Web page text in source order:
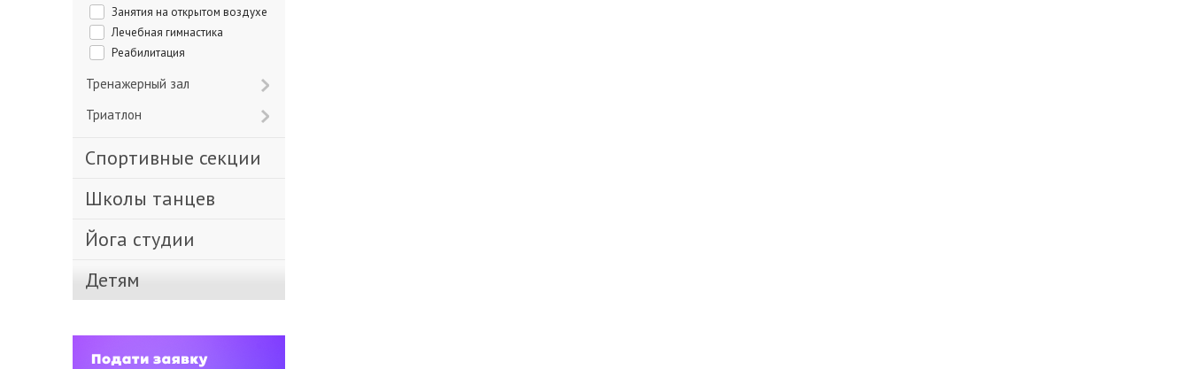
Занятия на открытом воздухе
Лечебная гимнастика
Реабилитация
Тренажерный зал
Триатлон
Спортивные секции
Школы танцев
Йога студии
Детям